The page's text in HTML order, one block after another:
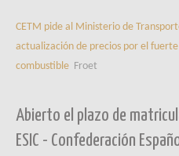
CETM pide al Ministerio de
actualización de precios por el
combustible Froet
Abierto el plazo de
ESIC - Confederación